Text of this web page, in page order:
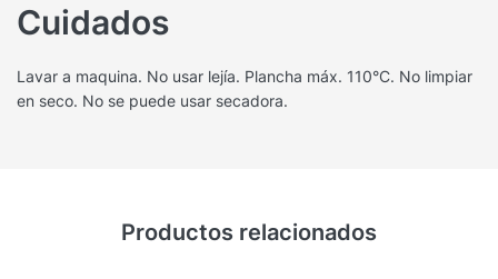
Cuidados
Lavar a maquina. No usar lejía. Plancha máx. 110°C. No limpiar
en seco. No se puede usar secadora.
Productos relacionados